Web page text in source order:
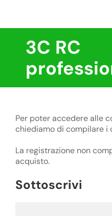
3C RC
Per poter accedere alle
chiediamo di compilare i
La registrazione non
acquisto.
Sottoscrivi